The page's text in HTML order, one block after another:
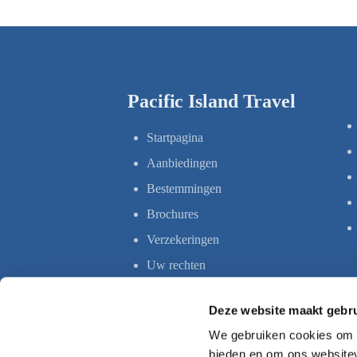
Deze website maakt
We gebruiken cookies
bieden en om ons
Pacific Island Travel
Startpagina
Aanbiedingen
Bestemmingen
Brochures
Verzekeringen
Uw rechten